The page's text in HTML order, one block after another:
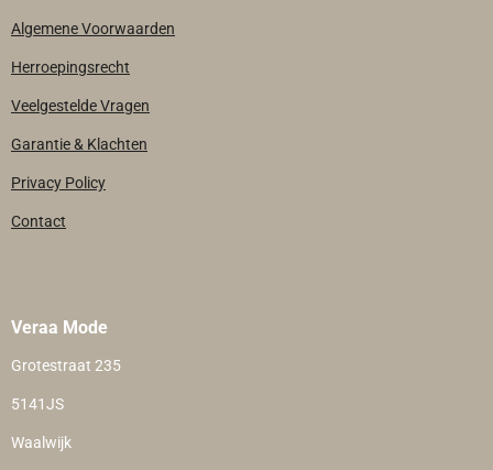
Algemene Voorwaarden
Herroepingsrecht
Veelgestelde Vragen
Garantie & Klachten
Privacy Policy
Contact
Veraa Mode
Grotestraat 235
5141JS
Waalwijk